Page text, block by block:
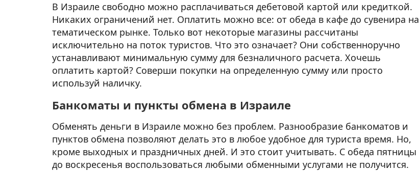
В Израиле свободно можно расплачиваться дебетовой картой или кредиткой.
Никаких ограничений нет. Оплатить можно все: от обеда в кафе до сувенира на
тематическом рынке. Только вот некоторые магазины рассчитаны
исключительно на поток туристов. Что это означает? Они собственноручно
устанавливают минимальную сумму для безналичного расчета. Хочешь
оплатить картой? Соверши покупки на определенную сумму или просто
используй наличку.
Банкоматы и пункты обмена в Израиле
Обменять деньги в Израиле можно без проблем. Разнообразие банкоматов и
пунктов обмена позволяют делать это в любое удобное для туриста время. Но,
кроме выходных и праздничных дней. И это стоит учитывать. С обеда пятницы
до воскресенья воспользоваться любыми обменными услугами не получится.